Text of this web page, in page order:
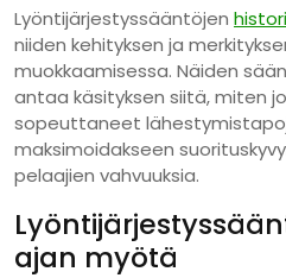
Lyöntijärjestyssääntöjen
niiden kehityksen ja
muokkaamisessa. Näiden
antaa käsityksen siitä, miten
sopeuttaneet
maksimoidakseen
pelaajien vahvuuksia.
ajan myötä